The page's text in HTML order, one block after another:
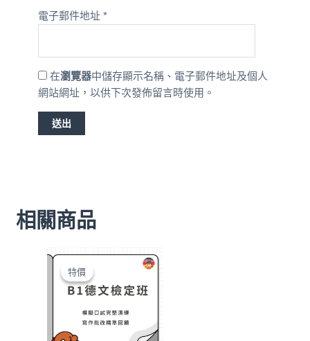
電子郵件地址*
在瀏覽器中儲存顯示名稱、電子郵件地址及個人
網站網址，以供下次發佈留言時使用。
相關商品
特價
特價
原
價
格：
目
前
格：